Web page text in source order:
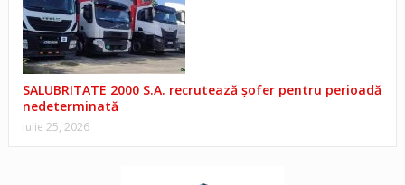
SALUBRITATE 2000 S.A. recrutează șofer pentru perioadă
nedeterminată
iulie 25, 2026